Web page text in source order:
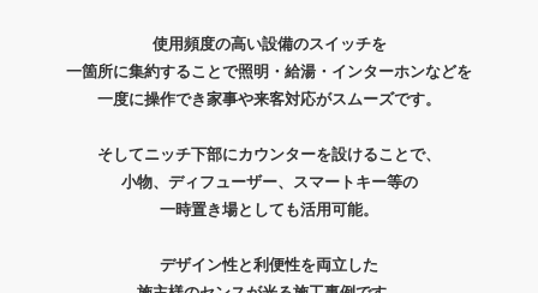
使用頻度の高い設備のスイッチを
一箇所に集約することで照明・給湯・インターホンなどを
一度に操作でき家事や来客対応がスムーズです。
そしてニッチ下部にカウンターを設けることで、
小物、ディフューザー、スマートキー等の
一時置き場としても活用可能。
デザイン性と利便性を両立した